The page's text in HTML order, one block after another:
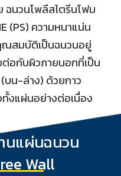
ฉนวนโพลีสไตรีนโฟม
(PS) ความหนาแน่น
สมบัติเป็นฉนวนอยู่
ต่อกับผิวภายนอกที่เป็น
บน-ล่าง) ด้วยกาว
ทั้งแผ่นอย่างต่อเนื่อง
นแผ่นฉนวน
Wall